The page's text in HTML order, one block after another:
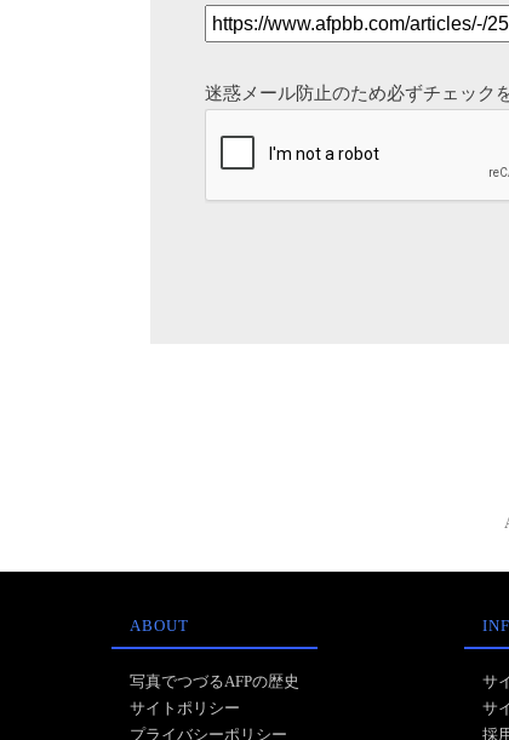
迷惑メール防止のため必ずチェック
ABOUT
写真でつづるAFPの歴史
サイトポリシー
プライバシーポリシー
サ
サ
採